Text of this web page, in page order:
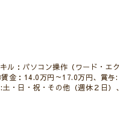
：パソコン操作（ワード・エク
金：14.0万円～17.0万円、賞与:
日・祝・その他（週休２日）、